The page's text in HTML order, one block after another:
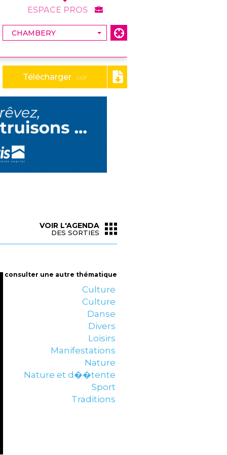
Télécharger .pdf
ESPACE PROS
VOIR L'AGENDA
DES SORTIES
consulter une autre thématique
Culture
Culture
Danse
Divers
Loisirs
Manifestations
Nature
Nature et d��tente
Sport
Traditions